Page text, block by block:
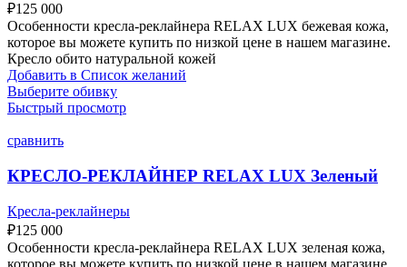
₽125 000
Особенности кресла-реклайнера RELAX LUX бежевая кожа,
которое вы можете купить по низкой цене в нашем магазине.
Кресло обито натуральной кожей
Добавить в Список желаний
Выберите обивку
Быстрый просмотр
сравнить
КРЕСЛО-РЕКЛАЙНЕР RELAX LUX Зеленый
Кресла-реклайнеры
₽125 000
Особенности кресла-реклайнера RELAX LUX зеленая кожа,
которое вы можете купить по низкой цене в нашем магазине.